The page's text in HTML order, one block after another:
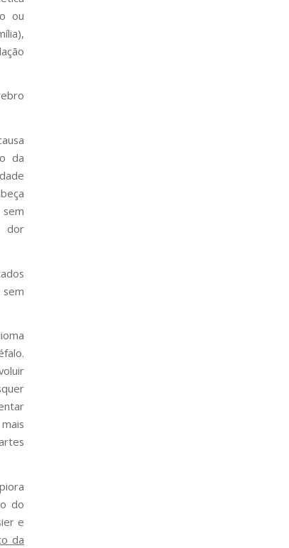
ou
da
dor
do
e
da